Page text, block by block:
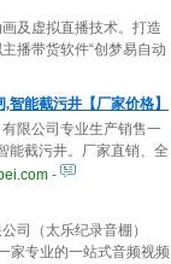
的产品信息，印刷求购
息，交易市场，人才招
坛等内容。
及虚拟直播技术。打造
播带货软件“创梦易自动
，AI动画视频制作软
精美的动画视频。虚拟人
提供标准的PaaS/SaaS
供极高性价比的虚拟人
能截污井【厂家价格】
限公司专业生产销售一
能截污井。厂家直销、全
实惠、施工周期短、使
-
司（太乐纪录音棚）
家专业的一站式音频视频